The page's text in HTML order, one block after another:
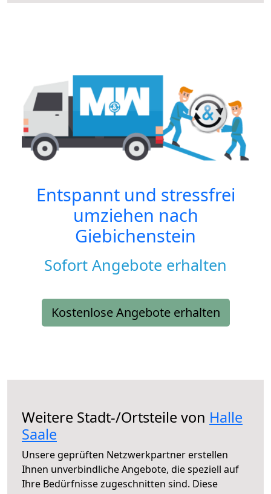
Entspannt und stressfrei
umziehen nach
Giebichenstein
Sofort Angebote erhalten
Kostenlose Angebote erhalten
Weitere Stadt-/Ortsteile von Halle
Saale
Unsere geprüften Netzwerkpartner erstellen
Ihnen unverbindliche Angebote, die speziell auf
Ihre Bedürfnisse zugeschnitten sind. Diese